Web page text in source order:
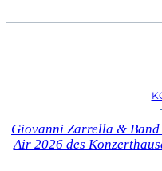
Giovanni Zarrella &
Air 2026 des